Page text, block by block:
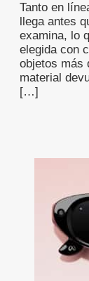
Tanto en
llega antes
examina, lo
elegida con
objetos más
material
[…]